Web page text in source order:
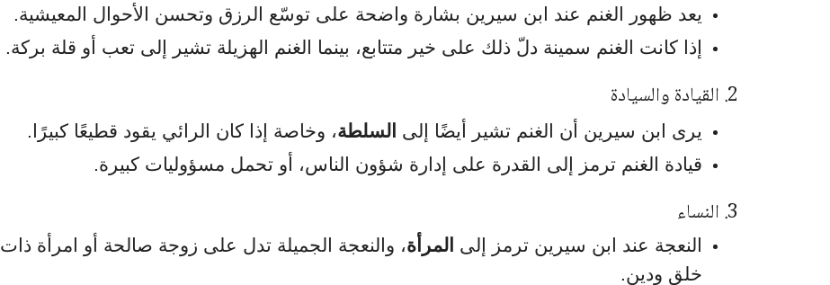
يعد ظهور الغنم عند ابن سيرين بشارة واضحة على توسّع الرزق وتحسن الأحوال المعيشية.
إذا كانت الغنم سمينة دلّ ذلك على خير متتابع، بينما الغنم الهزيلة تشير إلى تعب أو قلة بركة.
2. القيادة والسيادة
يرى ابن سيرين أن الغنم تشير أيضًا إلى السلطة، وخاصة إذا كان الرائي يقود قطيعًا كبيرًا.
قيادة الغنم ترمز إلى القدرة على إدارة شؤون الناس، أو تحمل مسؤوليات كبيرة.
3. النساء
النعجة عند ابن سيرين ترمز إلى المرأة، والنعجة الجميلة تدل على زوجة صالحة أو امرأة ذات
خلق ودين.